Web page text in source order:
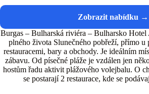
Burgas – Bulharská riviéra – Bulharsko Hotel
plného života Slunečného pobřeží, přímo u
restauracemi, bary a obchody. Je ideálním
zábavu. Od písečné pláže je vzdálen jen
hostům řadu aktivit plážového volejbalu. O
se postarají 2 restaurace, kde se